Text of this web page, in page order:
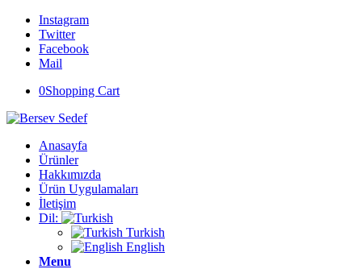
Instagram
Twitter
Facebook
Mail
0Shopping Cart
Anasayfa
Ürünler
Hakkımızda
Ürün Uygulamaları
İletişim
Dil:
Turkish
English
Menu